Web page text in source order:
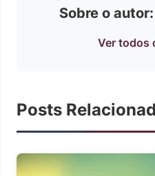
Sobre o
Ver todos
Posts